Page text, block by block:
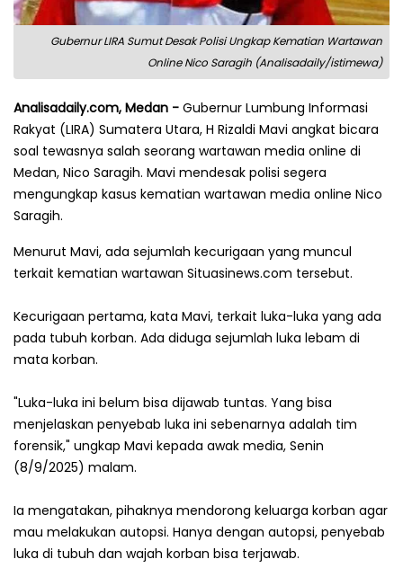
Gubernur LIRA Sumut Desak Polisi Ungkap Kematian Wartawan
Online Nico Saragih (Analisadaily/istimewa)
Analisadaily.com, Medan - Gubernur Lumbung Informasi
Rakyat (LIRA) Sumatera Utara, H Rizaldi Mavi angkat bicara
soal tewasnya salah seorang wartawan media online di
Medan, Nico Saragih. Mavi mendesak polisi segera
mengungkap kasus kematian wartawan media online Nico
Saragih.
Menurut Mavi, ada sejumlah kecurigaan yang muncul
terkait kematian wartawan Situasinews.com tersebut.
Kecurigaan pertama, kata Mavi, terkait luka-luka yang ada
pada tubuh korban. Ada diduga sejumlah luka lebam di
mata korban.
"Luka-luka ini belum bisa dijawab tuntas. Yang bisa
menjelaskan penyebab luka ini sebenarnya adalah tim
forensik," ungkap Mavi kepada awak media, Senin
(8/9/2025) malam.
Ia mengatakan, pihaknya mendorong keluarga korban agar
mau melakukan autopsi. Hanya dengan autopsi, penyebab
luka di tubuh dan wajah korban bisa terjawab.